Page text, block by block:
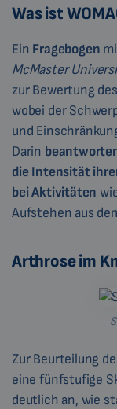
Was ist
Ein Fragebogen
McMaster
zur Bewertung
wobei der
und
Darin
die Intensität
bei Aktivitäten
Aufstehen aus
Arthrose im
Zur Beurteilung
eine fünfstufige
deutlich an, wie